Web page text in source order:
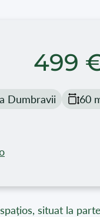
499
Dumbravii 60
situat la